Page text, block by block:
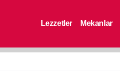
Lezzetler Mekanlar